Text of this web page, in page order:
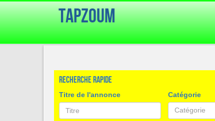
TapZoum
Recherche rapide
Titre de l'annonce
Catégorie
Catégorie